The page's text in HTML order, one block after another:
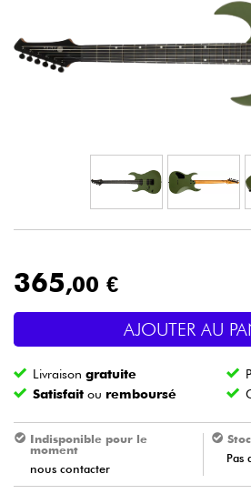
Home Studio
Eclairage
Batteries & Percu
Vents
Violons & Quatuor
Eveil Musical
365,00 €
AJOUTER AU
Livraisongratuite
Satisfait ou remboursé
Indisponible pour le
moment
nous contacter
Pas